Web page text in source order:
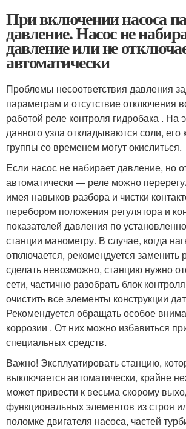
При включении насоса
давление. Насос не
давление или не
автоматически
Проблемы несоответствия давления
параметрам и отсутствие отключения
работой реле контроля гидробака . На
данного узла откладываются соли, его
группы со временем могут окислиться.
Если насос не набирает давление, но
автоматически — реле можно
имея навыков разбора и чистки
перебором положения регулятора и
показателей давления по
станции манометру. В случае, когда
отключается, рекомендуется заменить
сделать невозможно, станцию нужно
сети, частично разобрать блок
очистить все элементы конструкции
Рекомендуется обращать особое
коррозии . От них можно избавиться
специальных средств.
Важно! Эксплуатировать станцию,
выключается автоматически, крайне
может привести к весьма скорому
функциональных элементов из строя
поломке двигателя насоса, частей